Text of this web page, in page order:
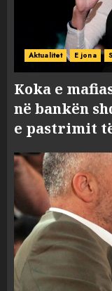
Aktualitet E jona
Koka e
në bankën
e pastrimit